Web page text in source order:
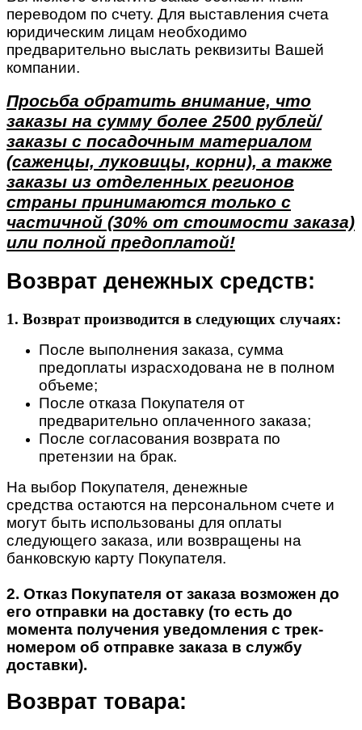
переводом по счету. Для выставления счета
юридическим лицам необходимо
предварительно выслать реквизиты Вашей
компании.
Просьба обратить внимание, что
заказы на сумму более 2500 рублей/
заказы с посадочным материалом
(саженцы, луковицы, корни), а также
заказы из отделенных регионов
страны принимаются только с
частичной (30% от стоимости заказа)
или полной предоплатой!
Возврат денежных средств:
1. Возврат производится в следующих случаях:
После выполнения заказа, сумма
предоплаты израсходована не в полном
объеме;
После отказа Покупателя от
предварительно оплаченного заказа;
После согласования возврата по
претензии на брак.
На выбор Покупателя, денежные
средства остаются на персональном счете и
могут быть использованы для оплаты
следующего заказа, или возвращены на
банковскую карту Покупателя.
2. Отказ Покупателя от заказа возможен до
его отправки на доставку (то есть до
момента получения уведомления с трек-
номером об отправке заказа в службу
доставки).
Возврат товара: